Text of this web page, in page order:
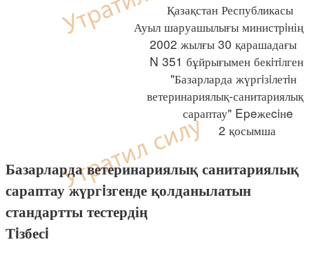
Қазақстан Республикасы
Ауыл шаруашылығы министрiнің
2002 жылғы 30 қарашадағы
N 351 бұйрығымен бекiтiлген
"Базарларда жүргiзiлетiн
ветеринариялық-санитариялық
сараптау" Epeжеciнe
2 қосымша
Базарларда ветеринариялық санитариялық
сараптау жүргiзгенде қолданылатын
стандартты тестердің
Тiзбесi